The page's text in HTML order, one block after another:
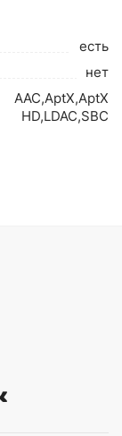
есть
нет
AAC,AptX,AptX
HD,LDAC,SBC